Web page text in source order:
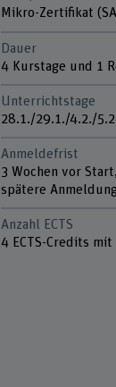
Mikro-Zertifikat
Dauer
4 Kurstage und 1
Unterrichtstage
28.1./29.1./4.2./
Anmeldefrist
3 Wochen vor
spätere
Anzahl ECTS
4 ECTS-Credits